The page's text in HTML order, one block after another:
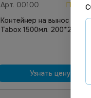
Арт. 00100
Под
Контейнер на вынос ECO
Tabox 1500мл. 200*200*40
Узнать цену